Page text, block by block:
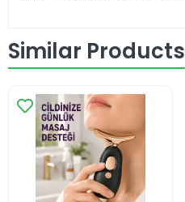
Similar Products